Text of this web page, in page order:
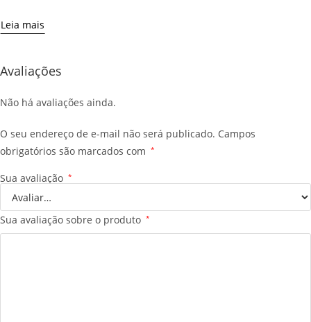
Leia mais
Avaliações
Não há avaliações ainda.
O seu endereço de e-mail não será publicado. Campos
obrigatórios são marcados com *
Sua avaliação *
Sua avaliação sobre o produto *